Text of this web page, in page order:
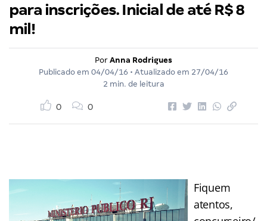
para inscrições. Inicial de até R$ 8
mil!
Por Anna Rodrigues
Publicado em 04/04/16 • Atualizado em 27/04/16
2 min. de leitura
0 0
Fiquem
atentos,